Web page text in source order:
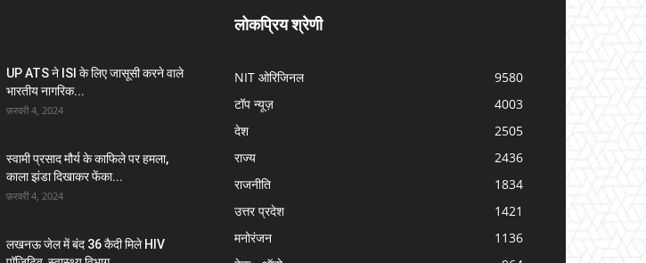
UP ATS ने ISI के लिए जासूसी करने वाले
भारतीय नागरिक...
फ़रवरी 4, 2024
स्वामी प्रसाद मौर्य के काफिले पर हमला,
काला झंडा दिखाकर फेंका...
फ़रवरी 4, 2024
लखनऊ जेल में बंद 36 कैदी मिले HIV
लोकप्रिय श्रेणी
NIT ओरिजिनल
9580
टॉप न्यूज़
4003
देश
2505
राज्य
2436
राजनीति
1834
उत्तर प्रदेश
1421
मनोरंजन
1136